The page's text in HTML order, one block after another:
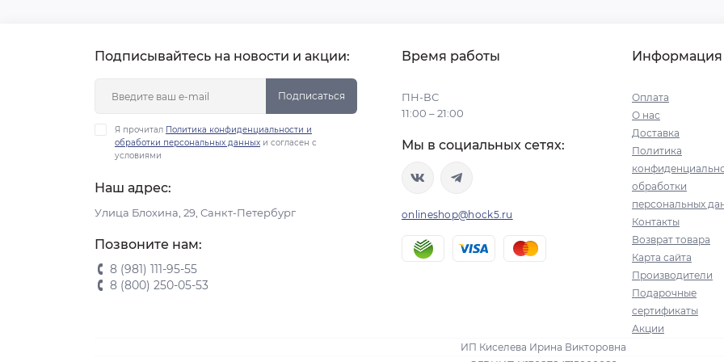
Подписывайтесь на новости и акции:
Подписаться
Я прочитал Политика конфиденциальности и
обработки персональных данных и согласен с
условиями
Наш адрес:
Улица Блохина, 29, Санкт-Петербург
Позвоните нам:
8 (981) 111-95-55
8 (800) 250-05-53
Время работы
ПН-ВС
11:00 – 21:00
Мы в социальных сетях:
onlineshop@hock5.ru
Информация
Оплата
О нас
Доставка
Политика
обработки
персональных
Контакты
Возврат товара
Карта сайта
Производители
Подарочные
сертификаты
Акции
ИП Киселева Ирина Викторовна